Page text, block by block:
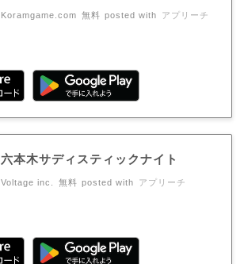
Koramgame.com 無料 posted with アプリーチ
六本木サディスティックナイト
Voltage inc. 無料 posted with アプリーチ